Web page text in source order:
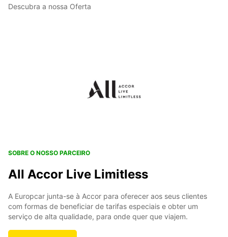
Descubra a nossa Oferta
SOBRE O NOSSO PARCEIRO
All Accor Live Limitless
A Europcar junta-se à Accor para oferecer aos seus clientes
com formas de beneficiar de tarifas especiais e obter um
serviço de alta qualidade, para onde quer que viajem.